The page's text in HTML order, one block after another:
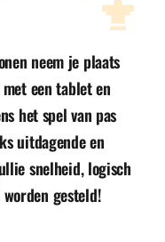
neem je plaats
een tablet en
het spel van pas
uitdagende en
snelheid, logisch
gesteld!